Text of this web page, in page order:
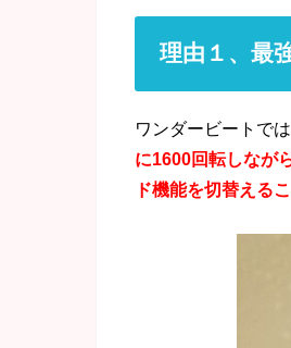
理由１、最
ワンダービートで
に1600回転しなが
ド機能を切替える